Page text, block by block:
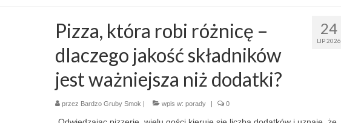
24
LIP 2026
Pizza, która robi różnicę –
dlaczego jakość składników
jest ważniejsza niż dodatki?
przez Bardzo Gruby Smok | wpis w: porady | 0